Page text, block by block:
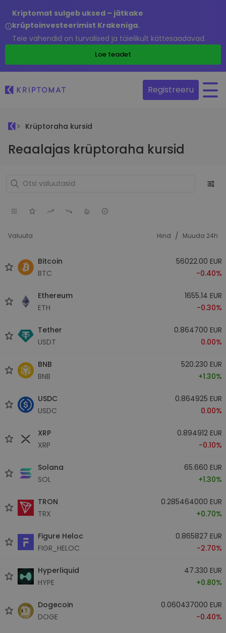
Kriptomat sulgeb uksed – jätkake
krüptoinvesteerimist Krakeniga.
Teie vahendid on turvalised ja täielikult kättesaadavad.
Loe teadet
Registreeru
Krüptoraha kursid
Reaalajas krüptoraha kursid
Valuuta Hind / Muuda 24h
Bitcoin
BTC
56022.00 EUR
-0.40%
Ethereum
ETH
1655.14 EUR
-0.30%
Tether
USDT
0.864700 EUR
0.00%
BNB
BNB
520.230 EUR
+1.30%
USDC
USDC
0.864925 EUR
0.00%
XRP
XRP
0.894912 EUR
-0.10%
Solana
SOL
65.660 EUR
+1.30%
TRON
TRX
0.285464000 EUR
+0.70%
Figure Heloc
FIGR_HELOC
0.865827 EUR
-2.70%
Hyperliquid
HYPE
47.330 EUR
+0.80%
Dogecoin
DOGE
0.060437000 EUR
-0.40%